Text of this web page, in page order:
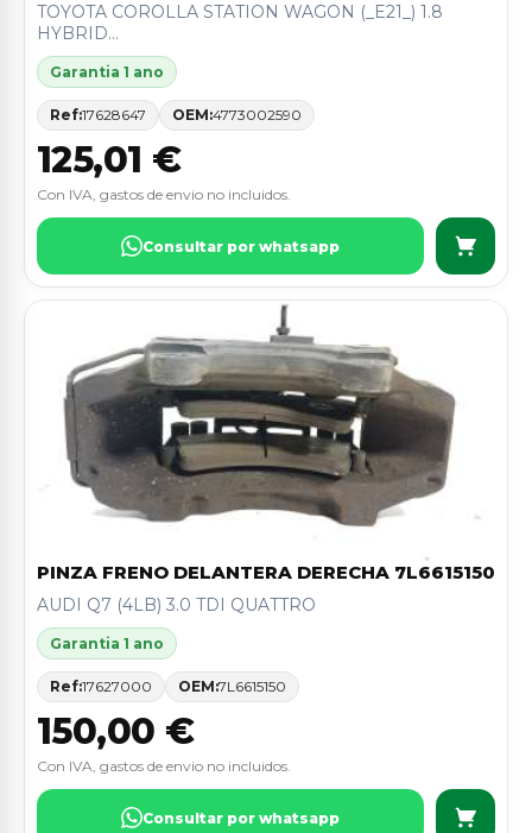
TOYOTA COROLLA STATION WAGON (_E21_) 1.8
HYBRID...
Garantia 1 ano
Ref:17628647 OEM:4773002590
125,01 €
Con IVA, gastos de envio no incluidos.
Consultar por whatsapp
PINZA FRENO DELANTERA DERECHA 7L6615150
AUDI Q7 (4LB) 3.0 TDI QUATTRO
Garantia 1 ano
Ref:17627000 OEM:7L6615150
150,00 €
Con IVA, gastos de envio no incluidos.
Consultar por whatsapp